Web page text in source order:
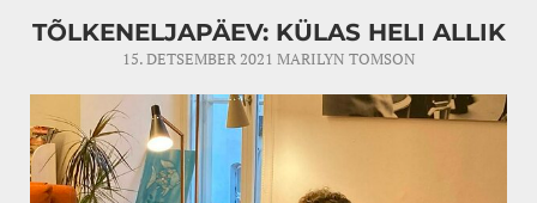
TÕLKENELJAPÄEV: KÜLAS HELI ALLIK
15. DETSEMBER 2021 MARILYN TOMSON